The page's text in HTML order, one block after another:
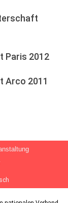
Paris 2012
Arco 2011